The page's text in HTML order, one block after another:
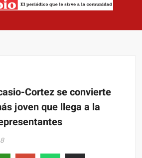
Cortez se convierte
joven que llega a la